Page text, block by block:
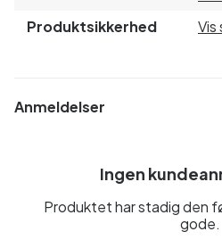
Produktsikkerhed
Vis
Anmeldelser
Ingen
Produktet har stadig den
gode.